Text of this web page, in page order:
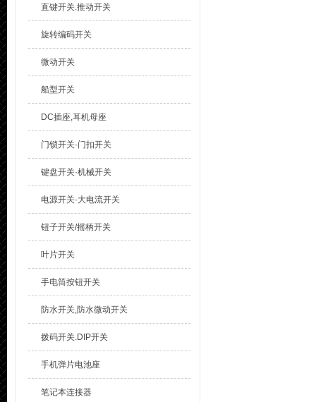
直键开关.推动开关
旋转编码开关
微动开关
船型开关
DC插座,耳机母座
门锁开关·门扣开关
键盘开关·机械开关
电源开关·大电流开关
钮子开关/摇柄开关
叶片开关
手电筒按钮开关
防水开关,防水微动开关
拨码开关.DIP开关
手机弹片电池座
笔记本连接器